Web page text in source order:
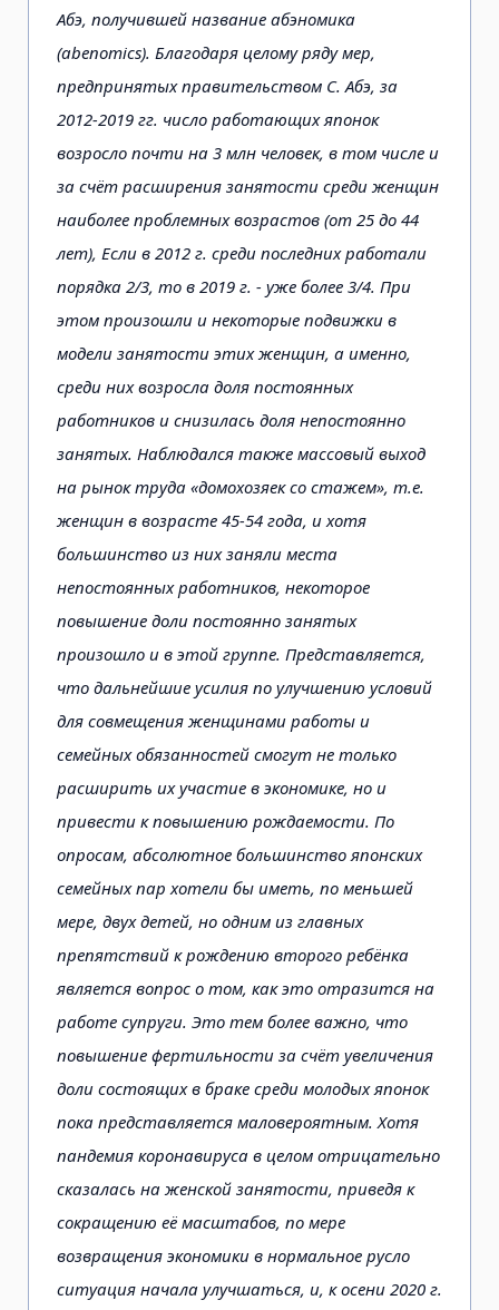
Абэ, получившей название абэномика
(abenomics). Благодаря целому ряду мер,
предпринятых правительством С. Абэ, за
2012-2019 гг. число работающих японок
возросло почти на 3 млн человек, в том числе и
за счёт расширения занятости среди женщин
наиболее проблемных возрастов (от 25 до 44
лет), Если в 2012 г. среди последних работали
порядка 2/3, то в 2019 г. - уже более 3/4. При
этом произошли и некоторые подвижки в
модели занятости этих женщин, а именно,
среди них возросла доля постоянных
работников и снизилась доля непостоянно
занятых. Наблюдался также массовый выход
на рынок труда «домохозяек со стажем», т.е.
женщин в возрасте 45-54 года, и хотя
большинство из них заняли места
непостоянных работников, некоторое
повышение доли постоянно занятых
произошло и в этой группе. Представляется,
что дальнейшие усилия по улучшению условий
для совмещения женщинами работы и
семейных обязанностей смогут не только
расширить их участие в экономике, но и
привести к повышению рождаемости. По
опросам, абсолютное большинство японских
семейных пар хотели бы иметь, по меньшей
мере, двух детей, но одним из главных
препятствий к рождению второго ребёнка
является вопрос о том, как это отразится на
работе супруги. Это тем более важно, что
повышение фертильности за счёт увеличения
доли состоящих в браке среди молодых японок
пока представляется маловероятным. Хотя
пандемия коронавируса в целом отрицательно
сказалась на женской занятости, приведя к
сокращению её масштабов, по мере
возвращения экономики в нормальное русло
ситуация начала улучшаться, и, к осени 2020 г.